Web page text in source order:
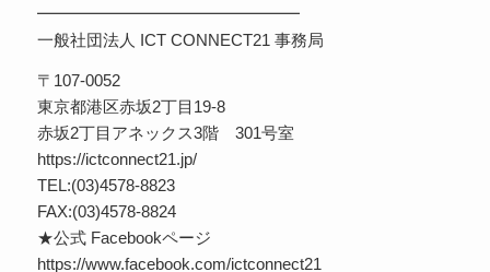
━━━━━━━━━━━━━━━━
一般社団法人 ICT CONNECT21 事務局
〒107-0052
東京都港区赤坂2丁目19-8
赤坂2丁目アネックス3階 301号室
https://ictconnect21.jp/
TEL:(03)4578-8823
FAX:(03)4578-8824
★公式 Facebookページ
https://www.facebook.com/ictconnect21